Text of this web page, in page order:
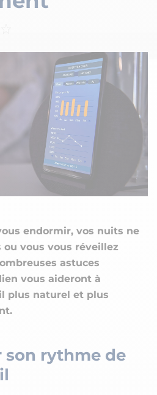
endormir, vos nuits ne
vous vous réveillez
astuces
vous aideront à
plus naturel et plus
son rythme de